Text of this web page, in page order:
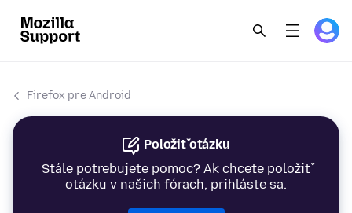
Firefox pre Android
Položiť otázku
Stále potrebujete pomoc? Ak chcete položiť
otázku v našich fórach, prihláste sa.